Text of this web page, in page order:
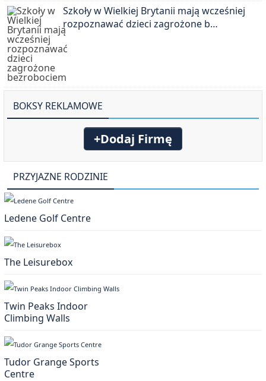
Szkoły w Wielkiej Brytanii mają wcześniej
rozpoznawać dzieci zagrożone b…
BOKSY REKLAMOWE
+Dodaj Firmę
PRZYJAZNE RODZINIE
Ledene Golf Centre
The Leisurebox
Twin Peaks Indoor
Climbing Walls
Tudor Grange Sports
Centre